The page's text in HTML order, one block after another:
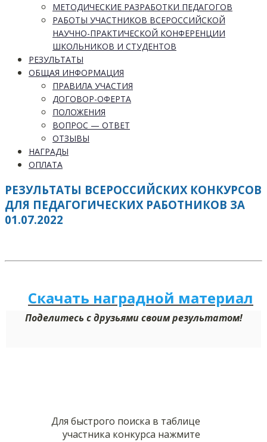
МЕТОДИЧЕСКИЕ РАЗРАБОТКИ ПЕДАГОГОВ
РАБОТЫ УЧАСТНИКОВ ВСЕРОССИЙСКОЙ
НАУЧНО-ПРАКТИЧЕСКОЙ КОНФЕРЕНЦИИ
ШКОЛЬНИКОВ И СТУДЕНТОВ
РЕЗУЛЬТАТЫ
ОБЩАЯ ИНФОРМАЦИЯ
ПРАВИЛА УЧАСТИЯ
ДОГОВОР-ОФЕРТА
ПОЛОЖЕНИЯ
ВОПРОС — ОТВЕТ
ОТЗЫВЫ
НАГРАДЫ
ОПЛАТА
РЕЗУЛЬТАТЫ ВСЕРОССИЙСКИХ КОНКУРСОВ
ДЛЯ ПЕДАГОГИЧЕСКИХ РАБОТНИКОВ ЗА
01.07.2022
Скачать наградной материал
Поделитесь с друзьями своим результатом!
Для быстрого поиска в таблице
участника конкурса нажмите